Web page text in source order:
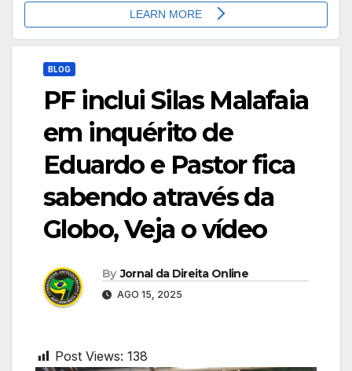
BLOG
PF inclui Silas Malafaia
em inquérito de
Eduardo e Pastor fica
sabendo através da
Globo, Veja o vídeo
By Jornal da Direita Online
AGO 15, 2025
Post Views: 138